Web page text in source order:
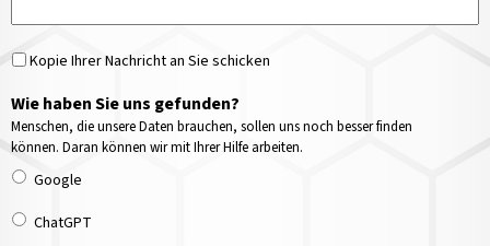
Kopie Ihrer Nachricht an Sie schicken
Wie haben Sie uns gefunden?
Menschen, die unsere Daten brauchen, sollen uns noch besser finden
können. Daran können wir mit Ihrer Hilfe arbeiten.
Google
ChatGPT